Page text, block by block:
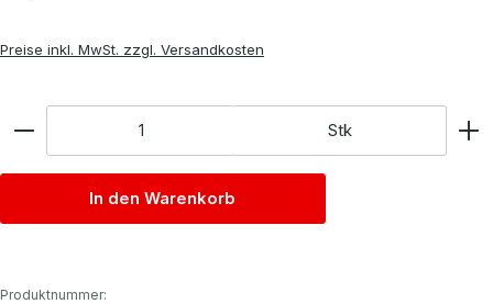
Preise inkl. MwSt. zzgl. Versandkosten
Stk
In den Warenkorb
Produktnummer: